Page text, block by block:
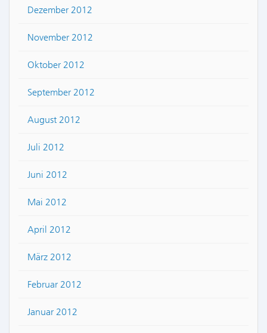
Dezember 2012
November 2012
Oktober 2012
September 2012
August 2012
Juli 2012
Juni 2012
Mai 2012
April 2012
März 2012
Februar 2012
Januar 2012